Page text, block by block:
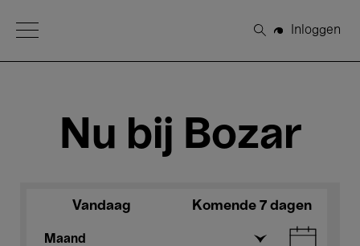
Open Menu
Zoeken
Inloggen
Nu bij Bozar
Vandaag Komende 7 dagen
Maand